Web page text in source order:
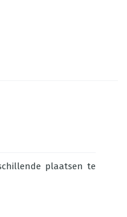
plaatsen te